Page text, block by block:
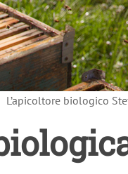
L’apicoltore biologico